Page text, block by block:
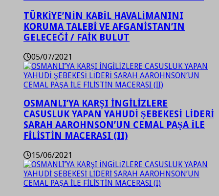
TÜRKİYE’NİN KABİL HAVALİMANINI
KORUMA TALEBİ VE AFGANİSTAN’IN
GELECEĞİ / FAİK BULUT
05/07/2021
OSMANLI’YA KARŞI İNGİLİZLERE
CASUSLUK YAPAN YAHUDİ ŞEBEKESİ LİDERİ
SARAH AAROHNSON’UN CEMAL PAŞA İLE
FİLİSTİN MACERASI (II)
15/06/2021